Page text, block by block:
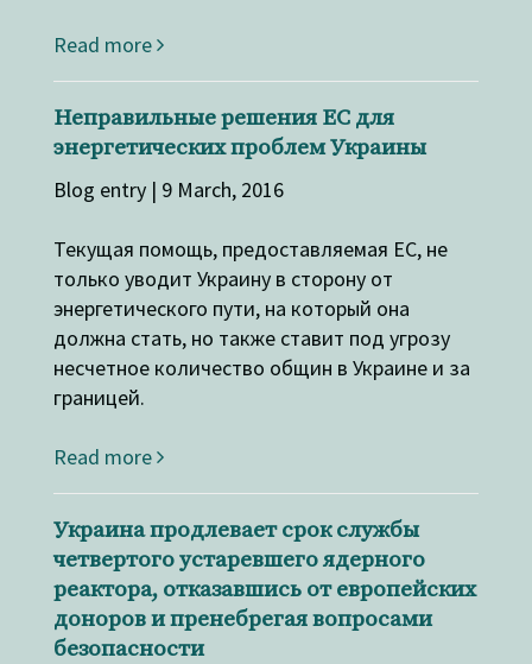
Read more
Неправильные решения ЕC для
энергетических проблем Украины
Blog entry | 9 March, 2016
Текущая помощь, предоставляемая ЕС, не
только уводит Украину в сторону от
энергетического пути, на который она
должна стать, но также ставит под угрозу
несчетное количество общин в Украине и за
границей.
Read more
Украина продлевает срок службы
четвертого устаревшего ядерного
реактора, отказавшись от европейских
доноров и пренебрегая вопросами
безопасности